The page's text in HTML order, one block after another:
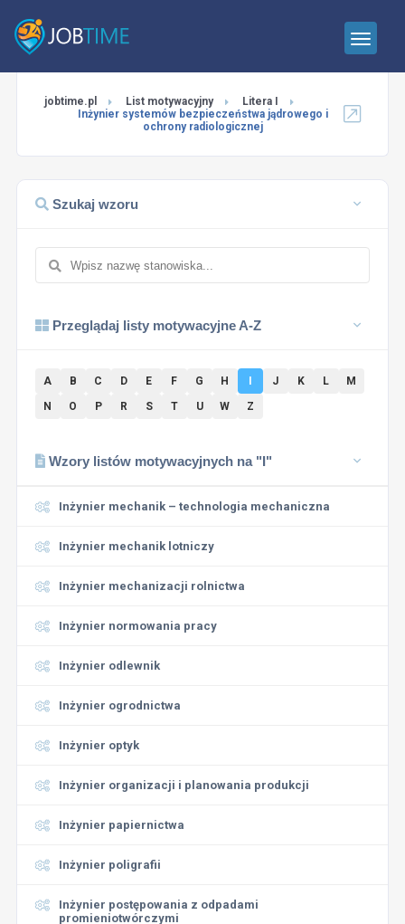
jobtime.pl List motywacyjny
Litera I
Inżynier systemów bezpieczeństwa jądrowego i
ochrony radiologicznej
Szukaj wzoru
Przeglądaj listy motywacyjne A-Z
A B C D E F G H J K L
M
N
O P R S T U W Z
Wzory listów motywacyjnych na "I"
Inżynier mechanik – technologia mechaniczna
Inżynier mechanik lotniczy
Inżynier mechanizacji rolnictwa
Inżynier normowania pracy
Inżynier odlewnik
Inżynier ogrodnictwa
Inżynier optyk
Inżynier organizacji i planowania produkcji
Inżynier papiernictwa
Inżynier poligrafii
Inżynier postępowania z odpadami
promieniotwórczymi